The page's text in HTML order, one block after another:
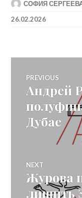
СОФИЯ
26.02.2026
Post
PREVIOUS
Previous
post:
Андрей
Дубае
NEXT
Next
post:
Журова
лишить